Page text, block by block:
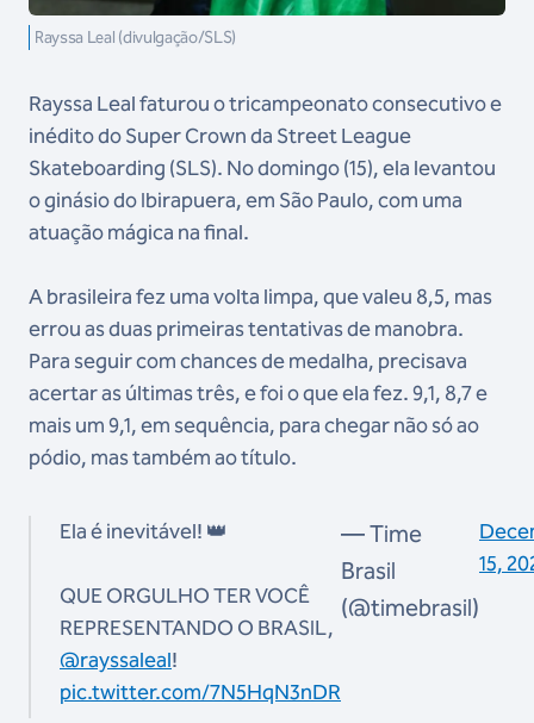
Rayssa Leal (divulgação/SLS)
Rayssa Leal faturou o tricampeonato consecutivo e
inédito do Super Crown da Street League
Skateboarding (SLS). No domingo (15), ela levantou
o ginásio do Ibirapuera, em São Paulo, com uma
atuação mágica na final.
A brasileira fez uma volta limpa, que valeu 8,5, mas
errou as duas primeiras tentativas de manobra.
Para seguir com chances de medalha, precisava
acertar as últimas três, e foi o que ela fez. 9,1, 8,7 e
mais um 9,1, em sequência, para chegar não só ao
pódio, mas também ao título.
Ela é inevitável! 👑
QUE ORGULHO TER VOCÊ
REPRESENTANDO O BRASIL,
@rayssaleal!
pic.twitter.com/7N5HqN3nDR
— Time
Brasil
(@timebrasil)
15,